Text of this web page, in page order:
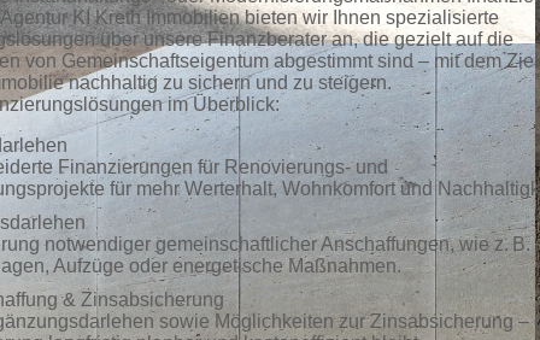
KI Kreth Immobilien bieten wir Ihnen spezialisierte
über unsere Finanzberater an, die gezielt auf die
von Gemeinschaftseigentum abgestimmt sind – mit dem
nachhaltig zu sichern und zu steigern.
im Überblick:
Finanzierungen für Renovierungs- und
für mehr Werterhalt, Wohnkomfort und
notwendiger gemeinschaftlicher Anschaffungen, wie z. B.
Aufzüge oder energetische Maßnahmen.
& Zinsabsicherung
sowie Möglichkeiten zur Zinsabsicherung –